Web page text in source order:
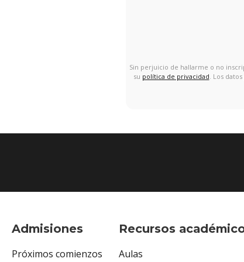
Sin perjuicio de hallarme o no
su política de privacidad. Los
Admisiones
Próximos comienzos
Recursos
Aulas